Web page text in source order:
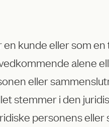
kunde eller som
alene
eller
stemmer i den
personens